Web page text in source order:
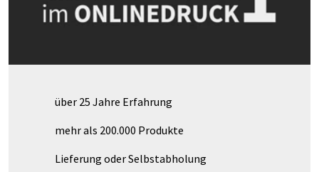
über 25 Jahre Erfahrung
mehr als 200.000 Produkte
Lieferung oder Selbstabholung